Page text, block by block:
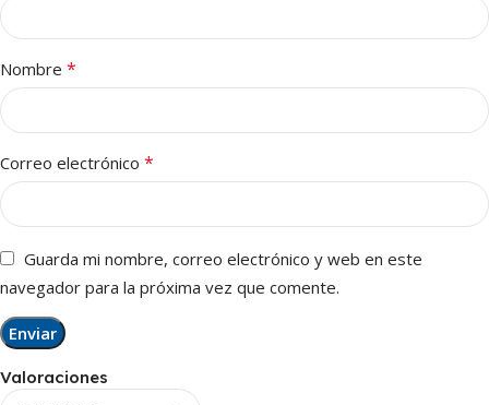
Valoraciones
Nombre *
Correo electrónico *
Guarda mi nombre, correo electrónico y web en este
navegador para la próxima vez que comente.